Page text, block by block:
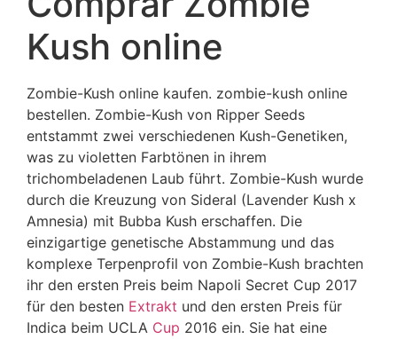
Kush online
Zombie-Kush online kaufen. zombie-kush online
bestellen. Zombie-Kush von Ripper Seeds
entstammt zwei verschiedenen Kush-Genetiken,
was zu violetten Farbtönen in ihrem
trichombeladenen Laub führt. Zombie-Kush wurde
durch die Kreuzung von Sideral (Lavender Kush x
Amnesia) mit Bubba Kush erschaffen. Die
einzigartige genetische Abstammung und das
komplexe Terpenprofil von Zombie-Kush brachten
ihr den ersten Preis beim Napoli Secret Cup 2017
für den besten Extrakt und den ersten Preis für
Indica beim UCLA Cup 2016 ein. Sie hat eine